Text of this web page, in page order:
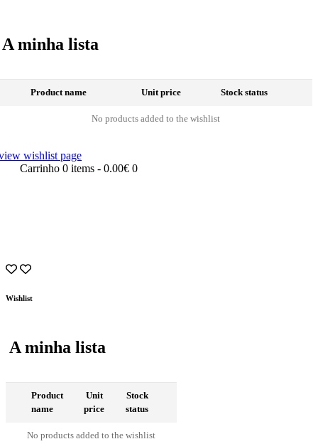
A minha lista
Product name Unit price Stock status
No products added to the wishlist
wishlist page
Carrinho 0 items - 0.00€ 0
Wishlist
A minha lista
Product
name
Unit
price
Stock
status
No products added to the wishlist